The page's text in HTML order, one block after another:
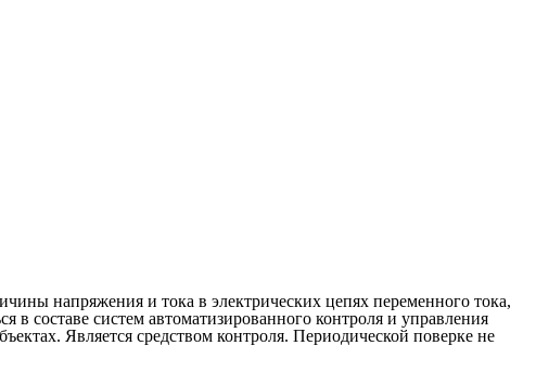
напряжения и тока в электрических цепях переменного тока,
составе систем автоматизированного контроля и управления
Является средством контроля. Периодической поверке не